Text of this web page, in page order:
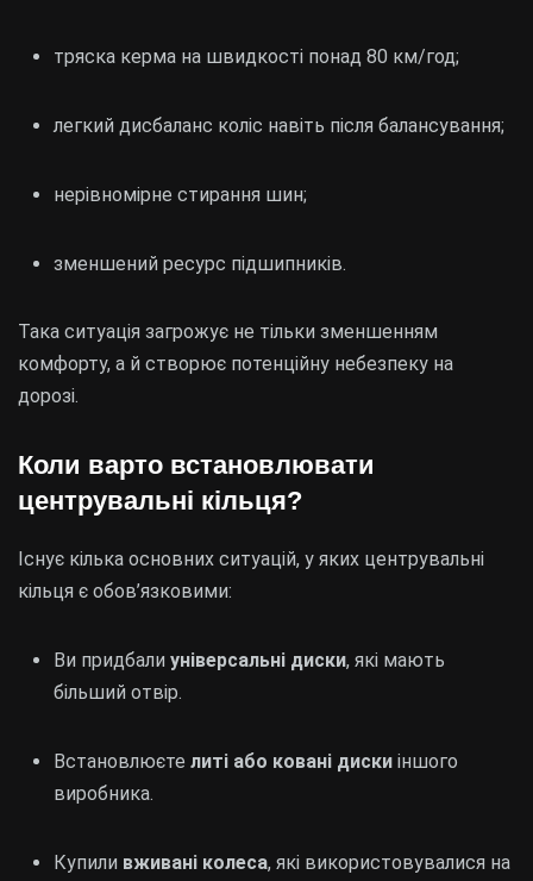
тряска керма на швидкості понад 80 км/год;
легкий дисбаланс коліс навіть після балансування;
нерівномірне стирання шин;
зменшений ресурс підшипників.
Така ситуація загрожує не тільки зменшенням
комфорту, а й створює потенційну небезпеку на
дорозі.
Коли варто встановлювати
центрувальні кільця?
Існує кілька основних ситуацій, у яких центрувальні
кільця є обов’язковими:
Ви придбали універсальні диски, які мають
більший отвір.
Встановлюєте литі або ковані диски іншого
виробника.
Купили вживані колеса, які використовувалися на